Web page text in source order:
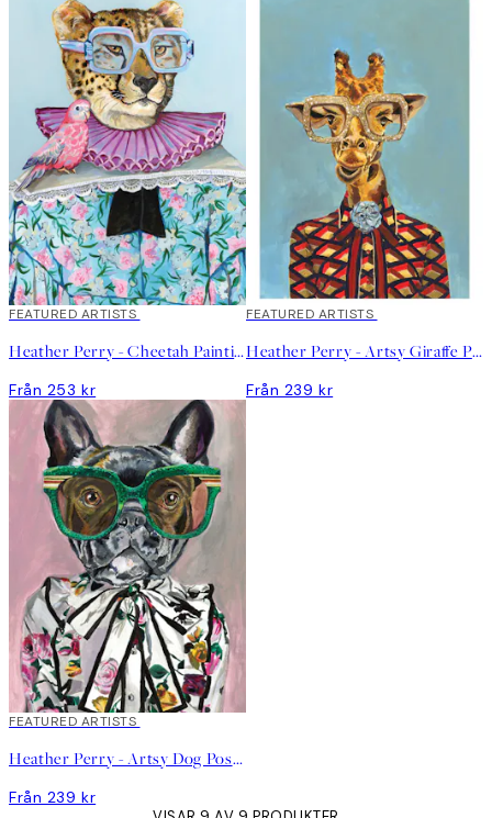
FEATURED ARTISTS
Heather Perry - Cheetah Painting Poster
Från 253 kr
FEATURED ARTISTS
Heather Perry - Artsy Giraffe Poster
Från 239 kr
FEATURED ARTISTS
Heather Perry - Artsy Dog Poster
Från 239 kr